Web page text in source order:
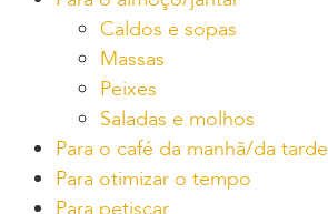
Caldos e sopas
Massas
Peixes
Saladas e molhos
Para o café da manhã/da tarde
Para otimizar o tempo